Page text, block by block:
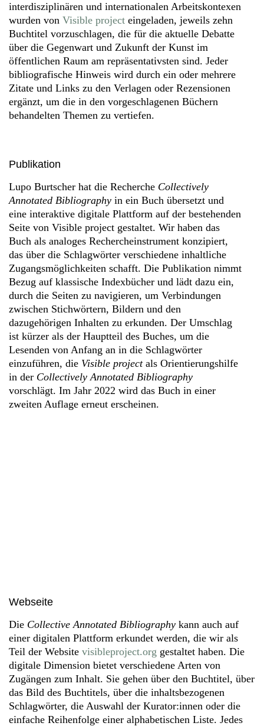
interdisziplinären und internationalen Arbeitskontexen
wurden von Visible project eingeladen, jeweils zehn
Buchtitel vorzuschlagen, die für die aktuelle Debatte
über die Gegenwart und Zukunft der Kunst im
öffentlichen Raum am repräsentativsten sind. Jeder
bibliografische Hinweis wird durch ein oder mehrere
Zitate und Links zu den Verlagen oder Rezensionen
ergänzt, um die in den vorgeschlagenen Büchern
behandelten Themen zu vertiefen.
Publikation
Lupo Burtscher hat die Recherche Collectively
Annotated Bibliography in ein Buch übersetzt und
eine interaktive digitale Plattform auf der bestehenden
Seite von Visible project gestaltet. Wir haben das
Buch als analoges Rechercheinstrument konzipiert,
das über die Schlagwörter verschiedene inhaltliche
Zugangsmöglichkeiten schafft. Die Publikation nimmt
Bezug auf klassische Indexbücher und lädt dazu ein,
durch die Seiten zu navigieren, um Verbindungen
zwischen Stichwörtern, Bildern und den
dazugehörigen Inhalten zu erkunden. Der Umschlag
ist kürzer als der Hauptteil des Buches, um die
Lesenden von Anfang an in die Schlagwörter
einzuführen, die Visible projectals Orientierungshilfe
in der Collectively Annotated Bibliography
vorschlägt. Im Jahr 2022 wird das Buch in einer
zweiten Auflage erneut erscheinen.
Webseite
Die Collective Annotated Bibliography kann auch auf
einer digitalen Plattform erkundet werden, die wir als
Teil der Website visibleproject.org gestaltet haben. Die
digitale Dimension bietet verschiedene Arten von
Zugängen zum Inhalt. Sie gehen über den Buchtitel, über
das Bild des Buchtitels, über die inhaltsbezogenen
Schlagwörter, die Auswahl der Kurator:innen oder die
einfache Reihenfolge einer alphabetischen Liste. Jedes